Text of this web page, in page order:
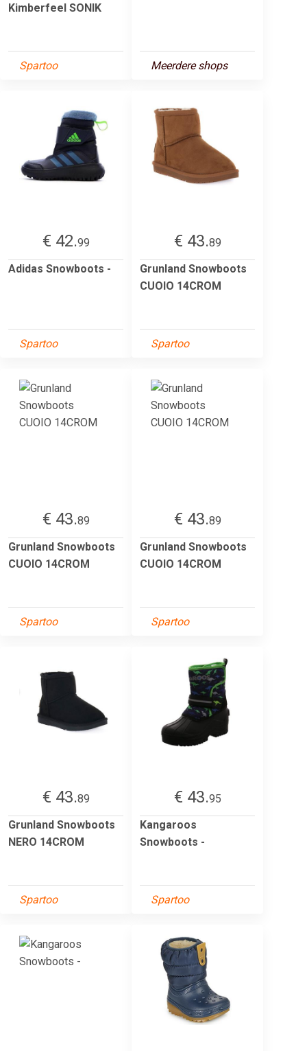
Kimberfeel SONIK
Spartoo Meerdere shops
€ 42.99
Adidas Snowboots -
Spartoo
€ 43.89
Grunland Snowboots
CUOIO 14CROM
Spartoo
€ 43.89
Grunland Snowboots
CUOIO 14CROM
Spartoo
€ 43.89
Grunland Snowboots
CUOIO 14CROM
Spartoo
€ 43.89
Grunland Snowboots
NERO 14CROM
Spartoo
€ 43.95
Kangaroos
Snowboots -
Spartoo